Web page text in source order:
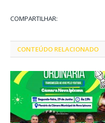
COMPARTILHAR:
CONTEÚDO RELACIONADO